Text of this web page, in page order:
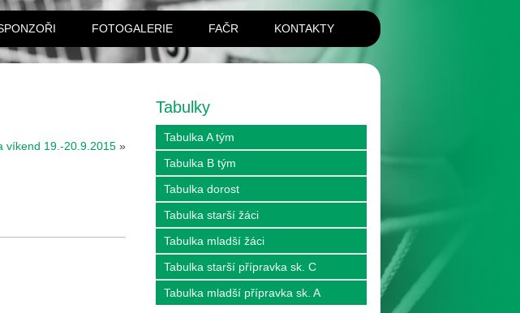
FOTOGALERIE FAČR KONTAKTY
víkend 19.-20.9.2015 »
Tabulky
Tabulka A tým
Tabulka B tým
Tabulka dorost
Tabulka starší žáci
Tabulka mladší žáci
Tabulka starší přípravka sk. C
Tabulka mladší přípravka sk. A